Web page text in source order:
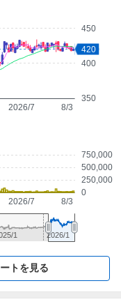
350
400
450
2026/7 8/3
420
0
250,000
500,000
750,000
2026/7 8/3
1 2026/1
トを見る